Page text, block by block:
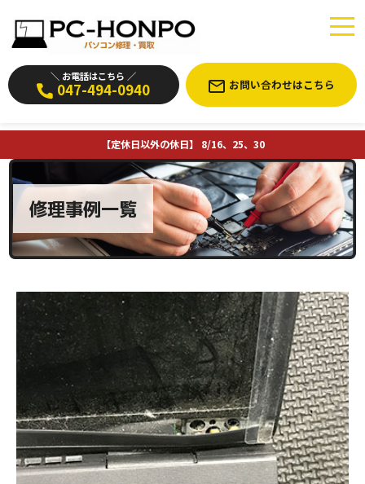
＼ お電話はこちら ／
047-494-0940 お問い合わせはこちら
【定休日以外の休日】 8/16、25、30
修理事例一覧